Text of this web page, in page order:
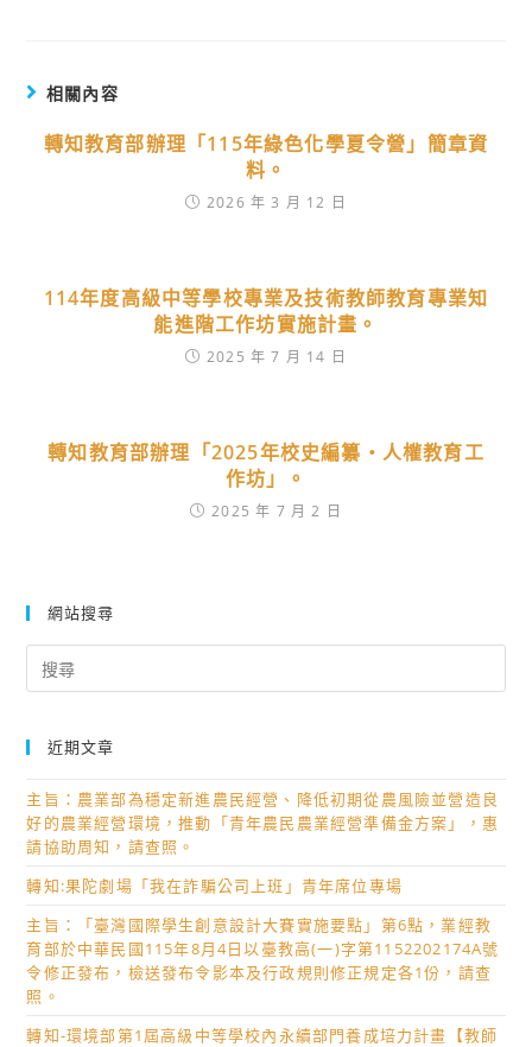
相關內容
轉知教育部辦理「115年綠色化學夏令營」簡章資
料。
2026 年 3 月 12 日
114年度高級中等學校專業及技術教師教育專業知
能進階工作坊實施計畫。
2025 年 7 月 14 日
轉知教育部辦理「2025年校史編纂‧人權教育工
作坊」。
2025 年 7 月 2 日
網站搜尋
for:
近期文章
主旨：農業部為穩定新進農民經營、降低初期從農風險並營造良
好的農業經營環境，推動「青年農民農業經營準備金方案」，惠
請協助周知，請查照。
轉知:果陀劇場「我在詐騙公司上班」青年席位專場
主旨：「臺灣國際學生創意設計大賽實施要點」第6點，業經教
育部於中華民國115年8月4日以臺教高(一)字第1152202174A號
令修正發布，檢送發布令影本及行政規則修正規定各1份，請查
照。
轉知-環境部第1屆高級中等學校內永續部門養成培力計畫【教師